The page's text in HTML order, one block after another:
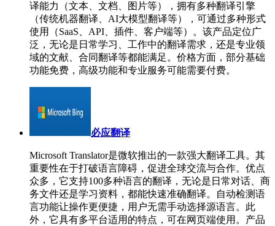
译能力（文本、文档、图片等），拥有多种翻译引擎
（传统机器翻译、AI大模型翻译等），可通过多种形式
使用（SaaS、API、插件、客户端等）。该产品定位广
泛，无论是日常学习、工作中的翻译需求，还是专业领
域的文献、合同翻译等都能满足。价格方面，部分基础
功能免费，高级功能和专业服务可能需要付费。
必应翻译
Microsoft Translator是微软推出的一款强大翻译工具。其
重要性在于打破语言障碍，促进全球交流与合作。优点
众多，它支持100多种语言的翻译，无论是日常对话、商
务文件还是学习资料，都能快速准确翻译。自动检测语
言功能让操作更便捷，用户无需手动选择源语言。此
外，它具有多平台适用的特点，可在网页端使用。产品